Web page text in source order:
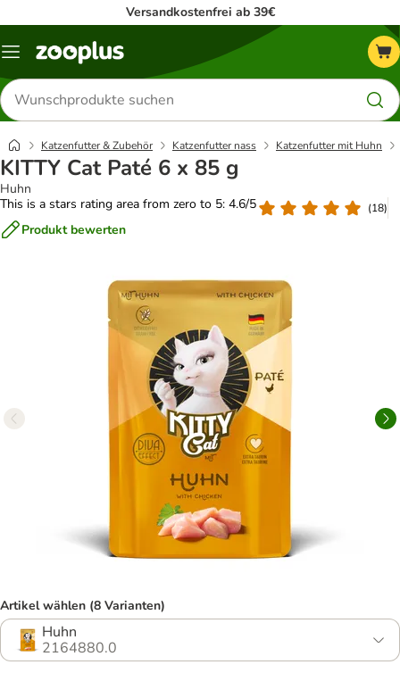
Versandkostenfrei ab 39€
Menü
Produkte
suchen
Katzenfutter & Zubehör Katzenfutter nass Katzenfutter mit Huhn
KITTY Cat Paté 6 x 85 g
Huhn
This is a stars rating area from zero to 5: 4.6/5
(18)
Produkt bewerten
Artikel wählen (8 Varianten)
Huhn
2164880.0